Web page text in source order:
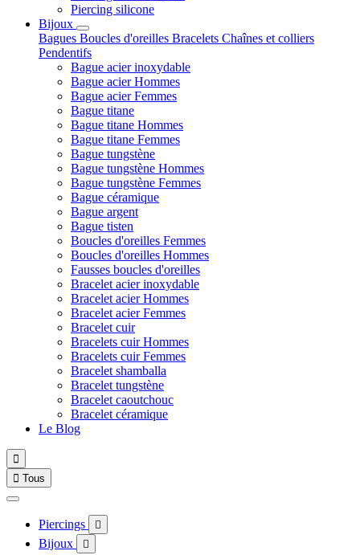
Piercing silicone
Bijoux
Bagues Boucles d'oreilles Bracelets Chaînes et colliers
Pendentifs
Bague acier inoxydable
Bague acier Hommes
Bague acier Femmes
Bague titane
Bague titane Hommes
Bague titane Femmes
Bague tungstène
Bague tungstène Hommes
Bague tungstène Femmes
Bague céramique
Bague argent
Bague tisten
Boucles d'oreilles Femmes
Boucles d'oreilles Hommes
Fausses boucles d'oreilles
Bracelet acier inoxydable
Bracelet acier Hommes
Bracelet acier Femmes
Bracelet cuir
Bracelets cuir Hommes
Bracelets cuir Femmes
Bracelet shamballa
Bracelet tungstène
Bracelet caoutchouc
Bracelet céramique
Le Blog

 Tous
Piercings 
Bijoux 